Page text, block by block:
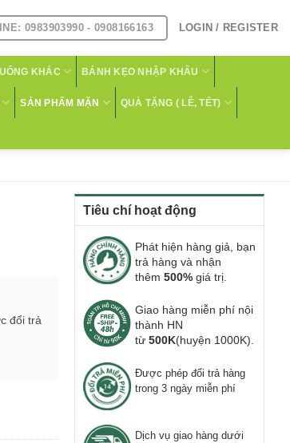
0983903990 - 0908166163 LOGIN / REGISTER
KHÁC BÁNH KẸO NHẬP KHẨU
SẢN PHẨM MẶN QUÀ TẶNG ( LỄ, TẾT)
Tiêu chí hoạt động
Phát hiện hàng giả, bạn
trả hàng và nhận
thêm 500% giá trị.
Giao hàng miễn phí nội
thành HN
từ 500K(huyện 1000K).
Được phép đổi trả hàng
trong 3 ngày miễn phí
Dịch vụ giao hàng dưới
đổi trả